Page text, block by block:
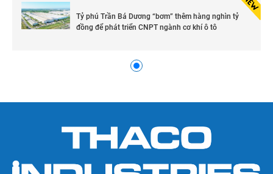
Tỷ phú Trần Bá Dương “bơm” thêm hàng nghìn tỷ
đồng để phát triển CNPT ngành cơ khí ô tô